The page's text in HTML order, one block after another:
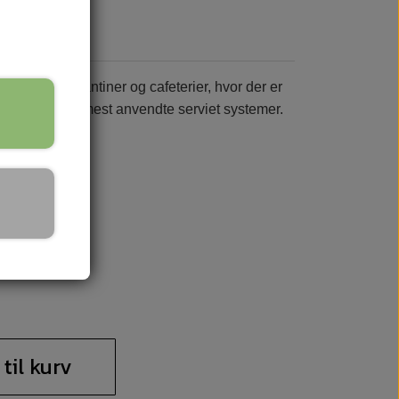
kantiner og cafeterier, hvor der er
og et af de mest anvendte serviet systemer.
kurv